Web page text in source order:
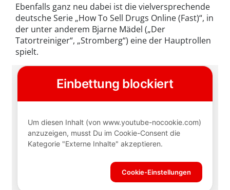
Ebenfalls ganz neu dabei ist die vielversprechende
deutsche Serie „How To Sell Drugs Online (Fast)“, in
der unter anderem Bjarne Mädel („Der
Tatortreiniger“, „Stromberg“) eine der Hauptrollen
spielt.